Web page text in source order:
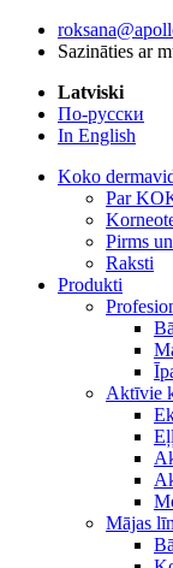
Sazināties ar
Latviski
По-русски
In English
Koko
Par
Pirms
Raksti
Produkti
Aktīvie
Mājas